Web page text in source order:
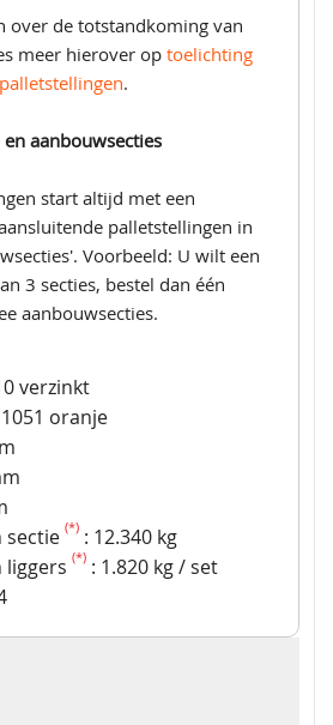
over de totstandkoming van
meer hierover op toelichting
.
aanbouwsecties
start altijd met een
palletstellingen in
Voorbeeld: U wilt een
3 secties, bestel dan één
aanbouwsecties.
verzinkt
oranje
sectie (*) : 12.340 kg
liggers (*) : 1.820 kg / set